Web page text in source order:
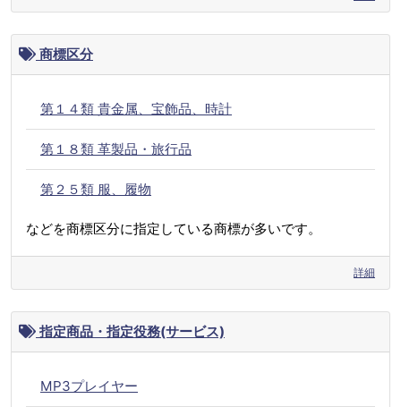
商標区分
第１４類 貴金属、宝飾品、時計
第１８類 革製品・旅行品
第２５類 服、履物
などを商標区分に指定している商標が多いです。
詳細
指定商品・指定役務(サービス)
MP3プレイヤー